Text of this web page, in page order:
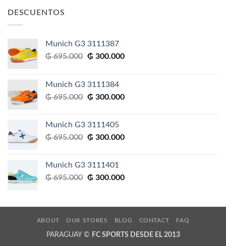
DESCUENTOS
Munich G3 3111387
₲695.000 El
era:
₲ 695.000.
₲ 300.000El
₲ 300.000.
Munich G3 3111384
₲695.000 El
era:
₲ 695.000.
₲ 300.000El
₲ 300.000.
Munich G3 3111405
₲695.000 El
era:
₲ 695.000.
₲ 300.000El
₲ 300.000.
Munich G3 3111401
₲695.000 El
era:
₲ 695.000.
₲ 300.000El
es:
₲ 300.000.
ABOUT OUR STORES BLOG CONTACT FAQ
PARAGUAY © FC SPORTS DESDE EL 2013